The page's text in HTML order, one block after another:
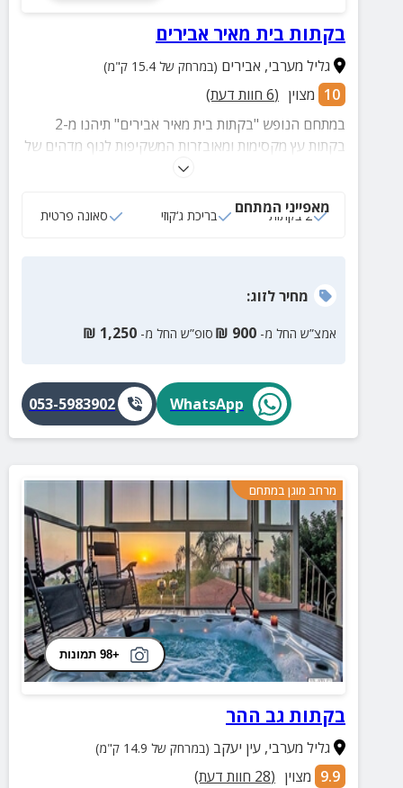
בקתות בית מאיר אבירים
גליל מערבי, אבירים (במרחק של 15.4 ק"מ)
10 מצוין (
6 חוות דעת)
במתחם הנופש "בקתות בית מאיר אבירים" תיהנו מ-2
בקתות עץ מקסימות ומאובזרות המשקיפות לנוף מדהים של
מאפייני המתחם
2 בקתות בריכת ג‘קוזי סאונה פרטית
מחירלזוג:
אמצ”ש החל מ- 900
₪ סופ”ש החל מ- 1,250
₪
WhatsApp
053-5983902
מרחב מוגן במתחם
+98 תמונות
בקתות גב ההר
גליל מערבי,עין יעקב (במרחק של 14.9 ק"מ)
9.9 מצוין (
28 חוות דעת)